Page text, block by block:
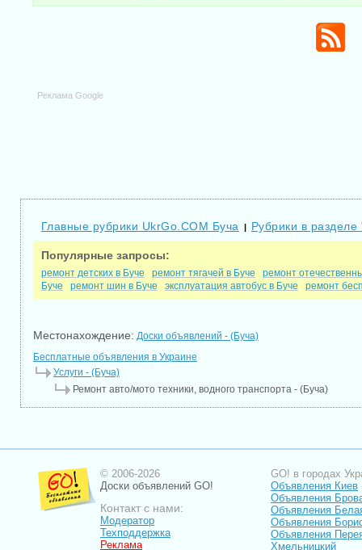
Реклама Google
Главные рубрики UkrGo.COM Буча | Рубрики в разделе
Популярные запросы:
ремонт детских в Буче ремонт тягачей в Буче
ремонт
Буче
ремонт шин в Буче эксплуатация автобус в Буче ремонт
Местонахождение: Доски объявлений - (Буча)
Бесплатные объявления в Украине
Услуги - (Буча)
Ремонт авто/мото техники, водного транспорта - (Буча)
© 2006-2026
Доски объявлений GO!
Контакт с нами:
Модератор
Техподдержка
Реклама
GO! в городах
Объявления Киев
Объявления
Объявления
Объявления
Объявления
Хмельницкий